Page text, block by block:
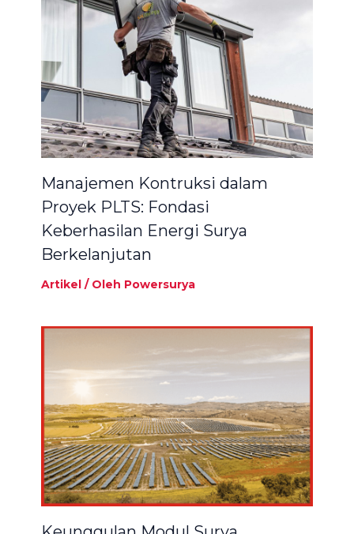
Manajemen Kontruksi dalam
Proyek PLTS: Fondasi
Keberhasilan Energi Surya
Berkelanjutan
Artikel/ Oleh Powersurya